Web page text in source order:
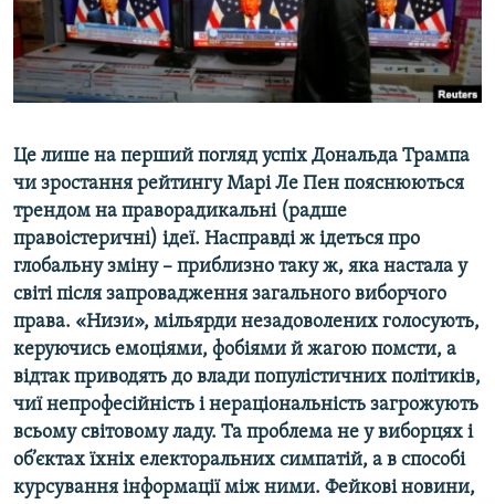
СВІДЧЕННЯ ОКУПАЦІЇ
УКРАЇНСЬКА ПРОБЛЕМА КРИМУ
ІНФОГРАФІКА
Qırımtatar
ДОЛУЧАЙСЯ!
Усі сайти RFE/RL
Це лише на перший погляд успіх Дональда Трампа
чи зростання рейтингу Марі Ле Пен пояснюються
трендом на праворадикальні (радше
правоістеричні) ідеї. Насправді ж ідеться про
глобальну зміну – приблизно таку ж, яка настала у
світі після запровадження загального виборчого
права. «Низи», мільярди незадоволених голосують,
керуючись емоціями, фобіями й жагою помсти, а
відтак приводять до влади популістичних політиків,
чиї непрофесійність і нераціональність загрожують
всьому світовому ладу. Та проблема не у виборцях і
об’єктах їхніх електоральних симпатій, а в способі
курсування інформації між ними. Фейкові новини,